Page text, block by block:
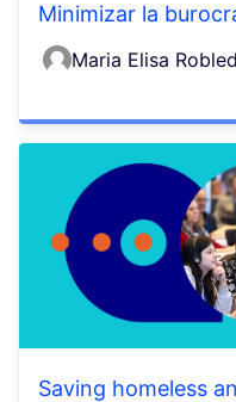
Minimizar la
Maria Elisa
Saving homeless